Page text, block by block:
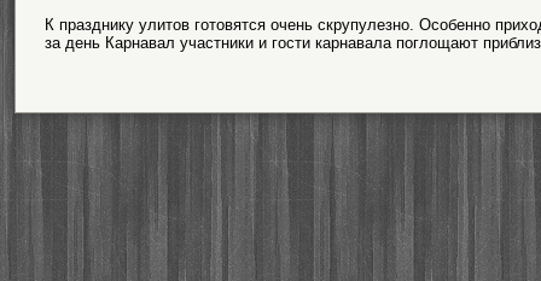
К празднику улитов готовятся очень скрупулезно. Особенно
за день Карнавал участники и гости карнавала поглощают